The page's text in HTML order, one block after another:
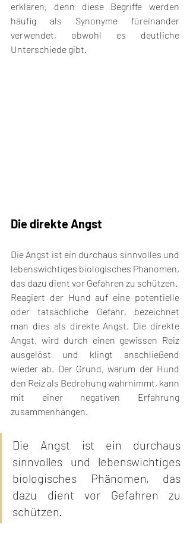
erklären, denn diese Begriffe werden
häufig als Synonyme füreinander
verwendet, obwohl es deutliche
Unterschiede gibt.
Die direkte Angst
Die Angst ist ein durchaus sinnvolles und
lebenswichtiges biologisches Phänomen,
das dazu dient vor Gefahren zu schützen.
Reagiert der Hund auf eine potentielle
oder tatsächliche Gefahr, bezeichnet
man dies als direkte Angst. Die direkte
Angst, wird durch einen gewissen Reiz
ausgelöst und klingt anschließend
wieder ab. Der Grund, warum der Hund
den Reiz als Bedrohung wahrnimmt, kann
mit einer negativen Erfahrung
zusammenhängen.
Die Angst ist ein durchaus
sinnvolles und lebenswichtiges
biologisches Phänomen, das
dazu dient vor Gefahren zu
schützen.